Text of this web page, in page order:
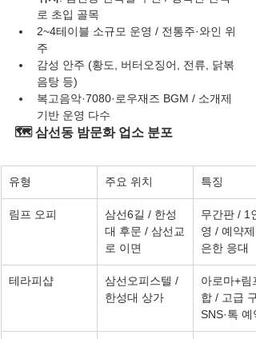
로 초입 골목
2~4테이블 소규모 운영 / 전통주·와인 위
주
감성 안주 (황도, 버터오징어, 전류, 닭볶
음탕 등)
복고음악·7080·로우재즈 BGM / 소개제
기반 운영 다수
🗺️ 삼선동 밤문화 업소 분포
유형 주요 위치 특징
림프 오피
삼선6길 / 한성
대 후문 / 삼선교
로 이면
무간판 / 1
영 / 예약제
은한 응대
테라피샵
삼선오피스텔 /
한성대 상가
아로마+림
합 / 고급
SNS·톡 예